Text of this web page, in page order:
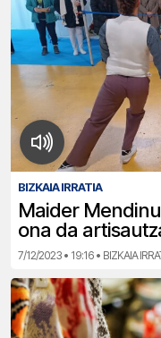
BIZKAIA IRRATIA
Maider
ona da
7/12/2023 • 19:16 • BIZKAIA